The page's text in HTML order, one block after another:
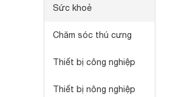
Sức khoẻ
Chăm sóc thú cưng
Thiết bị công nghiệp
Thiết bị nông nghiệp